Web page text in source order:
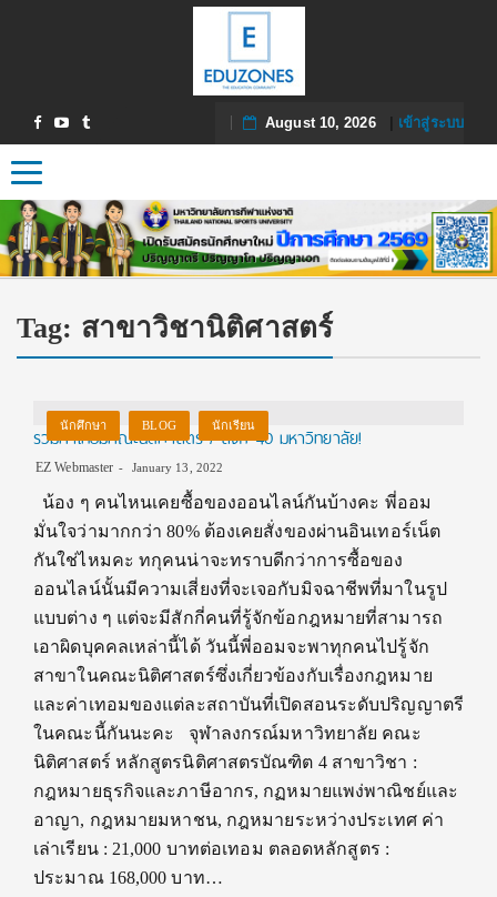
August 10, 2026| เข้าสู่ระบบ
Toggle navigation
Tag: สาขาวิชานิติศาสตร์
นักศึกษา BLOG นักเรียน
รวมค่าเทอมคณะนิติศาสตร์ / ลิงก์ 40 มหาวิทยาลัย!
EZ Webmaster January 13, 2022
น้อง ๆ คนไหนเคยซื้อของออนไลน์กันบ้างคะ พี่ออม
มั่นใจว่ามากกว่า 80% ต้องเคยสั่งของผ่านอินเทอร์เน็ต
กันใช่ไหมคะ ทกุคนน่าจะทราบดีกว่าการซื้อของ
ออนไลน์นั้นมีความเสี่ยงที่จะเจอกับมิจฉาชีพที่มาในรูป
แบบต่าง ๆ แต่จะมีสักกี่คนที่รู้จักข้อกฎหมายที่สามารถ
เอาผิดบุคคลเหล่านี้ได้ วันนี้พี่ออมจะพาทุกคนไปรู้จัก
สาขาในคณะนิติศาสตร์ซึ่งเกี่ยวข้องกับเรื่องกฎหมาย
และค่าเทอมของแต่ละสถาบันที่เปิดสอนระดับปริญญาตรี
ในคณะนี้กันนะคะ จุฬาลงกรณ์มหาวิทยาลัย คณะ
นิติศาสตร์ หลักสูตรนิติศาสตรบัณฑิต 4 สาขาวิชา :
กฎหมายธุรกิจและภาษีอากร, กฏหมายแพง่พาณิชย์และ
อาญา, กฎหมายมหาชน, กฎหมายระหว่างประเทศ ค่า
เล่าเรียน : 21,000 บาทต่อเทอม ตลอดหลักสูตร :
ประมาณ 168,000 บาท…